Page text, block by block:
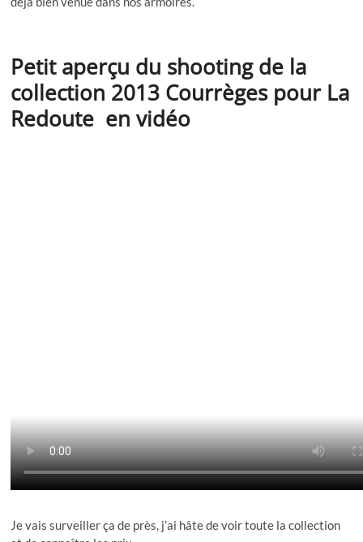
Petit aperçu du shooting de la
collection 2013 Courrèges pour La
Redoute en vidéo
Je vais surveiller ça de près, j’ai hâte de voir toute la collection